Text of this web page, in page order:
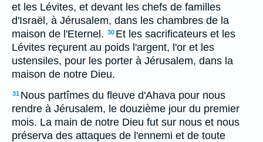
et les Lévites, et devant les chefs de familles
d'Israël, à Jérusalem, dans les chambres de la
maison de l'Eternel. 30 Et les sacrificateurs et les
Lévites reçurent au poids l'argent, l'or et les
ustensiles, pour les porter à Jérusalem, dans la
maison de notre Dieu.
31 Nous partîmes du fleuve d'Ahava pour nous
rendre à Jérusalem, le douzième jour du premier
mois. La main de notre Dieu fut sur nous et nous
préserva des attaques de l'ennemi et de toute